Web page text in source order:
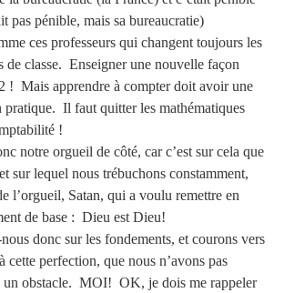
pas pénible, mais sa bureaucratie)
ces professeurs qui changent toujours les
de classe. Enseigner une nouvelle façon
! Mais apprendre à compter doit avoir une
pratique. Il faut quitter les mathématiques
!
orgueil de côté, car c’est sur cela que
sur lequel nous trébuchons constamment,
l’orgueil, Satan, qui a voulu remettre en
de base : Dieu est Dieu!
donc sur les fondements, et courons vers
cette perfection, que nous n’avons pas
obstacle. MOI! OK, je dois me rappeler